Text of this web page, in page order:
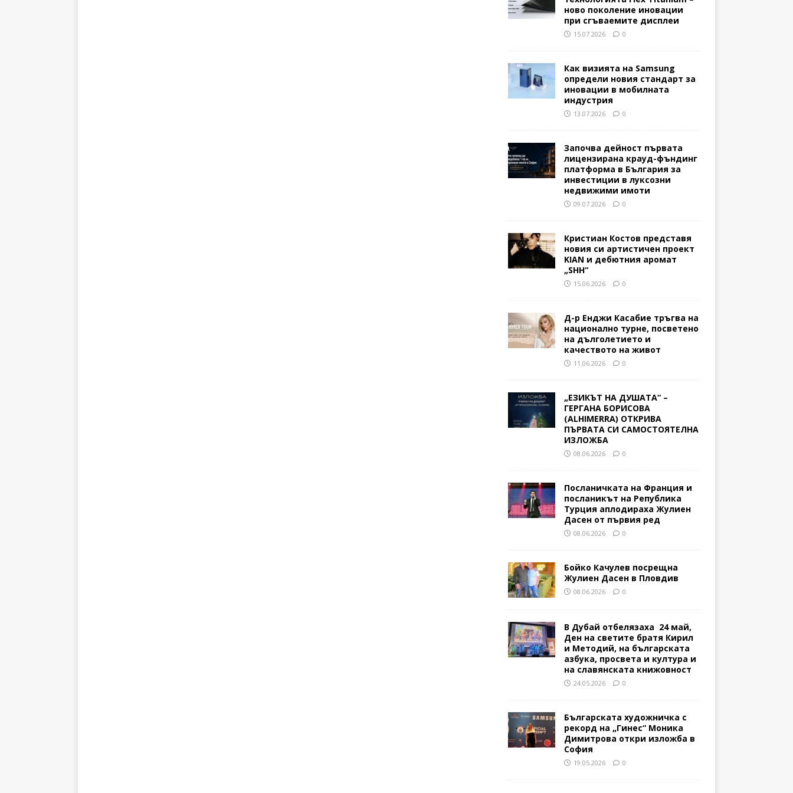
ново поколение иновации
при сгъваемите дисплеи
15.07.2026 0
Как визията на Samsung
определи новия стандарт за
иновации в мобилната
индустрия
13.07.2026 0
Започва дейност първата
лицензирана крауд-фъндинг
платформа в България за
инвестиции в луксозни
недвижими имоти
09.07.2026 0
Кристиан Костов представя
новия си артистичен проект
KIAN и дебютния аромат
„SHH“
15.06.2026 0
Д-р Енджи Касабие тръгва на
национално турне, посветено
на дълголетието и
качеството на живот
11.06.2026 0
„ЕЗИКЪТ НА ДУШАТА“ –
ГЕРГАНА БОРИСОВА
(ALHIMERRA) ОТКРИВА
ПЪРВАТА СИ САМОСТОЯТЕЛНА
ИЗЛОЖБА
08.06.2026 0
Посланичката на Франция и
посланикът на Република
Турция аплодираха Жулиен
Дасен от първия ред
08.06.2026 0
Бойко Качулев посрещна
Жулиен Дасен в Пловдив
08.06.2026 0
В Дубай отбелязаха 24 май,
Ден на светите братя Кирил
и Методий, на българската
азбука, просвета и култура и
на славянската книжовност
24.05.2026 0
Българската художничка с
рекорд на „Гинес“ Моника
Димитрова откри изложба в
София
19.05.2026 0